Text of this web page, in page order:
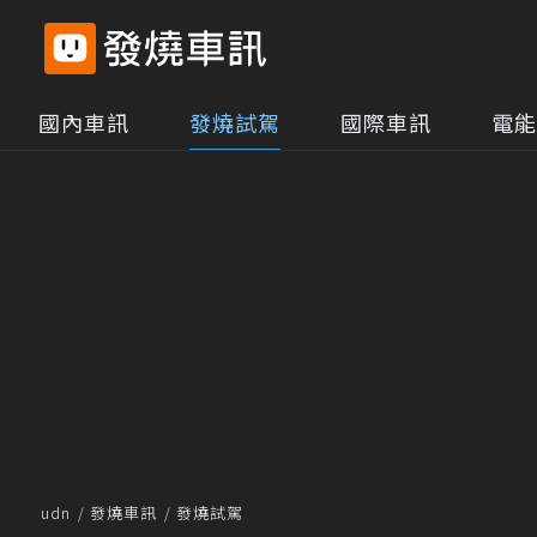
國內車訊 發燒試駕 國際車訊 電
udn 發燒車訊 發燒試駕